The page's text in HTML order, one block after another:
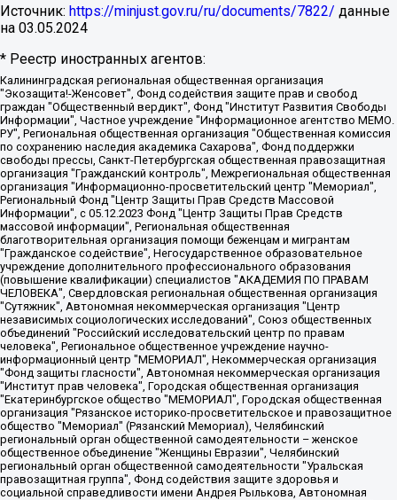
Источник: https://minjust.gov.ru/ru/documents/7822/ данные
на 03.05.2024
* Реестр иностранных агентов:
Калининградская региональная общественная организация "Экозащита!-Женсовет", Фонд содействия защите прав и свобод граждан "Общественный вердикт", Фонд "Институт Развития Свободы Информации", Частное учреждение "Информационное агентство МЕМО. РУ", Региональная общественная организация "Общественная комиссия по сохранению наследия академика Сахарова", Фонд поддержки свободы прессы, Санкт-Петербургская общественная правозащитная организация "Гражданский контроль", Межрегиональная общественная организация "Информационно-просветительский центр "Мемориал", Региональный Фонд "Центр Защиты Прав Средств Массовой Информации", с 05.12.2023 Фонд "Центр Защиты Прав Средств массовой информации", Региональная общественная благотворительная организация помощи беженцам и мигрантам "Гражданское содействие", Негосударственное образовательное учреждение дополнительного профессионального образования (повышение квалификации) специалистов "АКАДЕМИЯ ПО ПРАВАМ ЧЕЛОВЕКА", Свердловская региональная общественная организация "Сутяжник", Автономная некоммерческая организация "Центр независимых социологических исследований", Союз общественных объединений "Российский исследовательский центр по правам человека", Региональное общественное учреждение научно-информационный центр "МЕМОРИАЛ", Некоммерческая организация "Фонд защиты гласности", Автономная некоммерческая организация "Институт прав человека", Городская общественная организация "Екатеринбургское общество "МЕМОРИАЛ", Городская общественная организация "Рязанское историко-просветительское и правозащитное общество "Мемориал" (Рязанский Мемориал), Челябинский региональный орган общественной самодеятельности – женское общественное объединение "Женщины Евразии", Челябинский региональный орган общественной самодеятельности "Уральская правозащитная группа", Фонд содействия защите здоровья и социальной справедливости имени Андрея Рылькова, Автономная Некоммерческая Организация "Аналитический Центр Юрия Левады", Автономная некоммерческая организация социальной поддержки населения "Проект Апрель", Региональная общественная организация помощи женщинам и детям, находящимся в кризисной ситуации "Информационно-методический центр "Анна", Фонд содействия развитию массовых коммуникаций и правовому просвещению "Так-так-Так", Фонд содействия устойчивому развитию "Серебряная тайга", Свердловский региональный общественный фонд социальных проектов "Новое время", "Idel.Реалии", Кавказ.Реалии, Крым.Реалии, Телеканал Настоящее Время, Татаро-башкирская служба Радио Свобода (Azatliq Radiosi), Радио Свободная Европа/Радио Свобода (PCE/PC), "Сибирь.Реалии", "Фактограф", Благотворительный фонд помощи осужденным и их семьям, Автономная некоммерческая организация "Институт глобализации и социальных движений", Фонд "В защиту прав заключенных", Частное учреждение "Центр поддержки и содействия развитию средств массовой информации", Пензенский региональный общественный благотворительный фонд "Гражданский союз", "Север.Реалии", Некоммерческая организация Фонд "Правовая инициатива", Общество с ограниченной ответственностью "Радио Свободная Европа/Радио Свобода", Чешское информационное агентство "MEDIUM-ORIENT", Красноярская региональная общественная организация "Мы против СПИДа", Камалягин Денис Николаевич, Маркелов Сергей Евгеньевич, Пономарев Лев Александрович, Савицкая Людмила Алексеевна, Автономная некоммерческая организация "Центр по работе с проблемой насилия "НАСИЛИЮ.НЕТ", Межрегиональный профессиональный союз работников здравоохранения "Альянс врачей", Юридическое лицо, зарегистрированное в Латвийской Республике, SIA "Medusa Project" (регистрационный номер 40103797863, дата регистрации 10.06.2014), Некоммерческая организация "Фонд по борьбе с коррупцией", Автономная некоммерческая организация "Институт права и публичной политики", Баданин Роман Сергеевич, Гликин Максим Александрович, Железнова Мария Михайловна, Лукьянова Юлия Сергеевна, Маетная Елизавета Витальевна, Маняхин Петр Борисович, Чуракова Ольга Владимировна, Ярош Юлия Петровна, Юридическое лицо "The Insider SIA", зарегистрированное в Риге, Латвийская Республика (дата регистрации 26.06.2015), являющееся администратором доменного имени интернет-издания "The Insider SIA", https://theins.ru, Постернак Алексей Евгеньевич, Рубин Михаил Аркадьевич, Анин Роман Александрович, Юридическое лицо Istories fonds, зарегистрированное в Латвийской Республике (регистрационный номер 50008295751, дата регистрации 24.02.2020), Великовский Дмитрий Александрович, Долинина Ирина Николаевна, Мароховская Алеся Алексеевна, Шлейнов Роман Юрьевич, Шмагун Олеся Валентиновна, Общество с ограниченной ответственностью "Альтаир 2021", Общество с ограниченной ответственностью "Вега 2021", Общество с ограниченной ответственностью "Главный редактор 2021", Общество с ограниченной ответственностью "Ромашки монолит", Важенков Артем Валерьевич, Ивановская областная общественная организация "Центр гендерных исследований", Гурман Юрий Альбертович, Медиапроект "ОВД-Инфо", Егоров Владимир Владимирович, Жилинский Владимир Александрович, Общество с ограниченной ответственностью "ЗП", Иванова София Юрьевна, Карезина Инна Павловна, Кильтау Екатерина Викторовна, Петров Алексей Викторович, Пискунов Сергей Евгеньевич, Смирнов Сергей Сергеевич, Тихонов Михаил Сергеевич, Общество с ограниченной ответственностью "ЖУРНАЛИСТ-ИНОСТРАННЫЙ АГЕНТ", Арапова Галина Юрьевна, Вольтская Татьяна Анатольевна, Американская компания "Mason G.E.S. Anonymous Foundation" (США), являющаяся владельцем интернет-издания https://mnews.world/, Компания "Stichting Bellingcat", зарегистрированная в Нидерландах (дата регистрации 11.07.2018), Захаров Андрей Вячеславович, Клепиковская Екатерина Дмитриевна, Общество с ограниченной ответственностью "МЕМО", Перл Роман Александрович, Симонов Евгений Алексеевич, Соловьева Елена Анатольевна, Сотников Даниил Владимирович, Сурначева Елизавета Дмитриевна, Автономная некоммерческая организация по защите прав человека и информированию населения "Якутия – Наше Мнение", Общество с ограниченной ответственностью "Москоу диджитал медиа", с 26.01.2023 Общество с ограниченной ответственностью "Чайка Белые сады", Ветошкина Валерия Валерьевна, Заговора Максим Александрович, Межрегиональное общественное движение "Российская ЛГБТ - сеть", Оленичев Максим Владимирович, Павлов Иван Юрьевич, Скворцова Елена Сергеевна, Общество с ограниченной ответственностью "Как бы инагент", Кочетков Игорь Викторович, Общество с ограниченной ответственностью "Честные выборы", Еланчик Олег Александрович, Общество с ограниченной ответственностью "Нобелевский призыв", Гималова Регина Эмилевна, Григорьев Андрей Валерьевич, Григорьева Алина Александровна, Ассоциация по содействию защите прав призывников, альтернативнослужащих и военнослужащих "Правозащитная группа "Гражданин.Армия.Право", Хисамова Регина Фаритовна, Автономная некоммерческая организация по реализации социально-правовых программ "Лилит", Дальневосточное общественное движение "Маяк", Санкт-Петербургская ЛГБТ-инициативная группа "Выход", Инициативная группа ЛГБТ+ "Реверс", Алексеев Андрей Викторович, Бекбулатова Таисия Львовна, Беляев Иван Михайлович, Владыкина Елена Сергеевна, Гельман Марат Александрович, Никульшина Вероника Юрьевна, Толоконникова Надежда Андреевна, Шендерович Виктор Анатольевич, Общество с ограниченной ответственностью "Данное сообщение", Общество с ограниченной ответственностью Издательский дом "Новая глава", Айнбиндер Александра Александровна, Московский комьюнити-центр для ЛГБТ+инициатив, Благотворительный фонд развития филантропии, Deutsche Welle (Германия, Kurt-Schumacher-Strasse 3, 53113 Bonn), Борзунова Мария Михайловна, Воробьев Виктор Викторович, Голубева Анна Львовна, Константинова Алла Михайловна, Малкова Ирина Владимировна, Мурадов Мурад Абдулгалимович, Осетинская Елизавета Николаевна, Понасенков Евгений Николаевич, Ганапольский Матвей Юрьевич, Киселев Евгений Алексеевич, Борухович Ирина Григорьевна, Дремин Иван Тимофеевич, Дубровский Дмитрий Викторович, Красноярская региональная общественная организация поддержки и развития альтернативных образовательных технологий и межкультурных коммуникаций "ИНТЕРРА", Маяковская Екатерина Алексеевна, Фейгин Марк Захарович, Филимонов Андрей Викторович, Дзугкоева Регина Николаевна, Доброхотов Роман Александрович, Дудь Юрий Александрович, Елкин Сергей Владимирович, Кругликов Кирилл Игоревич, Сабунаева Мария Леонидовна, Семенов Алексей Владимирович, Шаинян Карен Багратович, Шульман Екатерина Михайловна, Асафьев Артур Валерьевич, Вахштайн Виктор Семенович, Венедиктов Алексей Алексеевич, Лушникова Екатерина Евгеньевна, Волков Леонид Михайлович, Невзоров Александр Глебович, Пархоменко Сергей Борисович, Сироткин Ярослав Николаевич, Кара-Мурза Владимир Владимирович, Баранова Наталья Владимировна, Гозман Леонид Яковлевич, Кагарлицкий Борис Юльевич, Климарев Михаил Валерьевич, Милов Владимир Станиславович, Автономная некоммерческая организация Краснодарский центр современного искусства "Типография", Моргенштерн Алишер Тагирович, Соболь Любовь Эдуардовна, Общество с ограниченной ответственностью "ЛИЗА НОРМ", Каспаров Гарри Кимович, Ходорковский Михаил Борисович, Общество с ограниченной ответственностью "Апрельские тезисы", Данилович Ирина Брониславовна, Кашин Олег Владимирович, Петров Николай Владимирович, Пивоваров Алексей Владимирович, Соколов Михаил Владимирович, Цветкова Юлия Владимировна, Чичваркин Евгений Александрович, Комитет против пыток/Команда против пыток, Общество с ограниченной ответственностью "Первый научный", Общество с ограниченной ответственностью "Вертолет и ко", Белоцерковская Вероника Борисовна, Кац Максим Евгеньевич, Лазарева Татьяна Юрьевна, Шаведдинов Руслан Табризович, Яшин Илья Валерьевич, Общество с ограниченной ответственностью "Иноагент ААВ", Алешковский Дмитрий Петрович, Альбац Евгения Марковна, Быков Дмитрий Львович, Галямина Юлия Евгеньевна, Лойко Сергей Леонидович, Мартынов Кирилл Константинович, Медведев Сергей Александрович, Крашенинников Федор Геннадиевич, Гордеева Катерина Вл